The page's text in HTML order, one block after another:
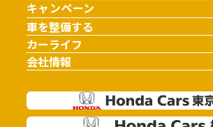
キャンペーン
車を整備する
カーライフ
会社情報